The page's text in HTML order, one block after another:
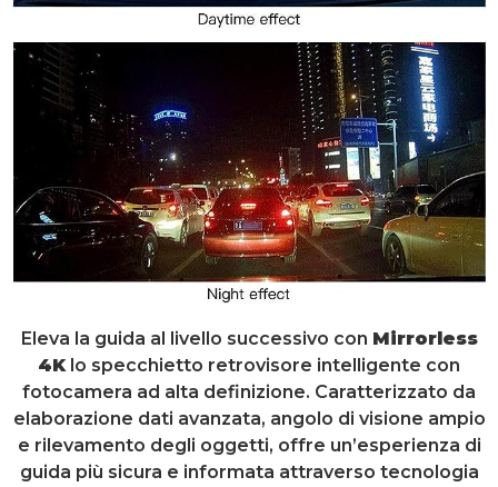
Eleva la guida al livello successivo con Mirrorless
4K lo specchietto retrovisore intelligente con
fotocamera ad alta definizione. Caratterizzato da
elaborazione dati avanzata, angolo di visione ampio
e rilevamento degli oggetti, offre un’esperienza di
guida più sicura e informata attraverso tecnologia